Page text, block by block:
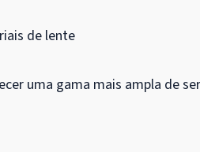
de lente
uma gama mais ampla de